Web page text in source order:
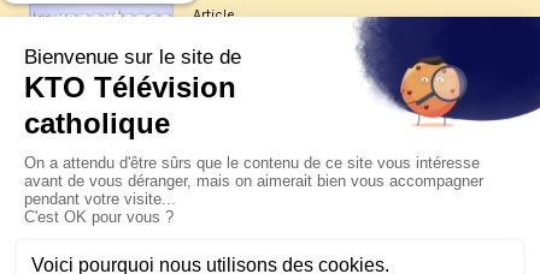
Article
Les reportages d'été 2026 de KTO
La visite pastorale du pape Léon
XIV à Assise à suivre sur KTO le
jeudi 6 août
Le pape en Uruguay, Argentine et